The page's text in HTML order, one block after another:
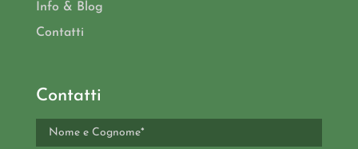
Info & Blog
Contatti
Contatti